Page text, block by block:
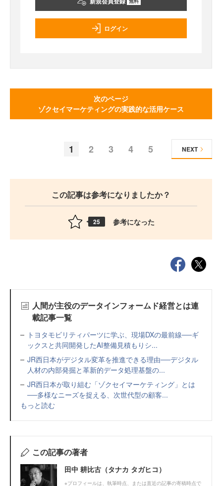
ログイン
次のページ
ゾクセイマーケティングの実践的な活用ケース
1 2 3 4 5 NEXT
この記事は参考になりましたか？
25 参考になった
人間が主役のデータインフォームド経営とは連
載記事一覧
トヨタモビリティパーツに学ぶ、現場DXの最前線──ギ
ックスと共同開発したAI整備見積もりシ...
JR西日本がデジタル変革を推進できる理由──デジタル
人材の内部発掘と革新的データ処理基盤の...
JR西日本が取り組む「ゾクセイマーケティング」とは
──多様なニーズを捉える、次世代型の顧客...
もっと読む
この記事の著者
田中 耕比古（タナカ タガヒコ）
※プロフィールは、執筆時点、または直近の記事の寄稿時点で